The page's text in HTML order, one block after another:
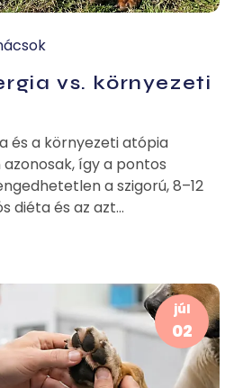
vs. környezeti
és a környezeti atópia
így a pontos
a szigorú, 8–12
diéta és az azt...
júl
02